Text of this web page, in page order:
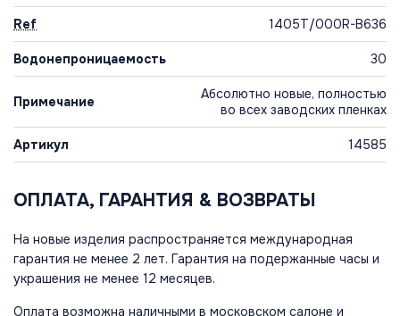
Ref 1405T/000R-B636
Водонепроницаемость 30
Примечание
Абсолютно новые, полностью
во всех заводских пленках
Артикул 14585
ОПЛАТА, ГАРАНТИЯ & ВОЗВРАТЫ
На новые изделия распространяется международная
гарантия не менее 2 лет. Гарантия на подержанные часы и
украшения не менее 12 месяцев.
Оплата возможна наличными в московском салоне и